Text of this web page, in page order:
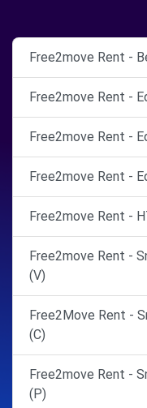
Free2move Rent -
Free2move Rent -
Free2move Rent -
Free2move Rent -
Free2move Rent -
Free2move Rent -
(V)
Free2Move Rent -
(C)
Free2move Rent -
(P)